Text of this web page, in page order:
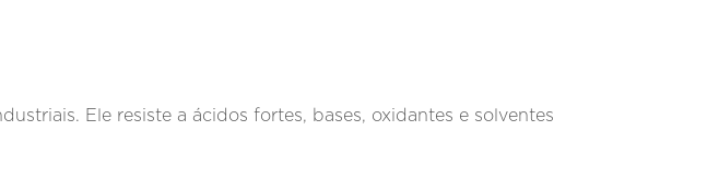
Ele resiste a ácidos fortes, bases, oxidantes e solventes